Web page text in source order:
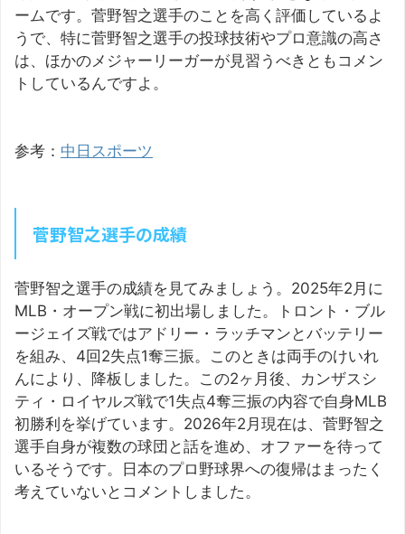
ームです。菅野智之選手のことを高く評価しているよ
うで、特に菅野智之選手の投球技術やプロ意識の高さ
は、ほかのメジャーリーガーが見習うべきともコメン
トしているんですよ。
参考： 中日スポーツ
菅野智之選手の成績
菅野智之選手の成績を見てみましょう。2025年2月に
MLB・オープン戦に初出場しました。トロント・ブル
ージェイズ戦ではアドリー・ラッチマンとバッテリー
を組み、4回2失点1奪三振。このときは両手のけいれ
んにより、降板しました。この2ヶ月後、カンザスシ
ティ・ロイヤルズ戦で1失点4奪三振の内容で自身MLB
初勝利を挙げています。2026年2月現在は、菅野智之
選手自身が複数の球団と話を進め、オファーを待って
いるそうです。日本のプロ野球界への復帰はまったく
考えていないとコメントしました。